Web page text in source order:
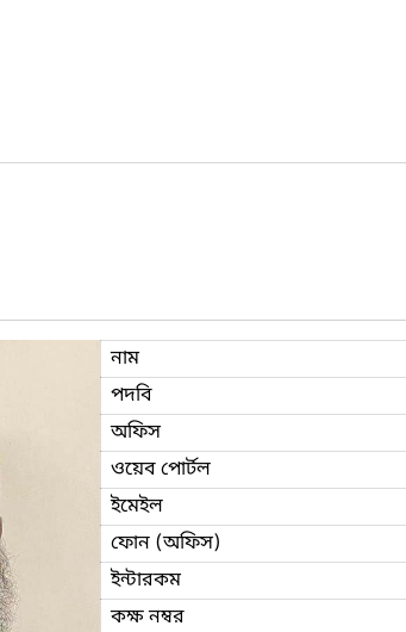
নাম
পদবি
অফিস
ওয়েব পোর্টল
ইমেইল
ফোন (অফিস)
ইন্টারকম
কক্ষ নম্বর